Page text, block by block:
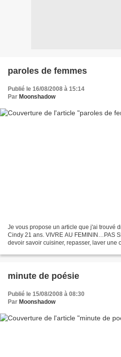
paroles de femmes
Publié le 16/08/2008 à 15:14
Par Moonshadow
Je vous propose un article que j'ai trouvé
Cindy 21 ans. VIVRE AU FEMININ…PAS
devoir savoir cuisiner, repasser, laver une
minute de poésie
Publié le 15/08/2008 à 08:30
Par Moonshadow